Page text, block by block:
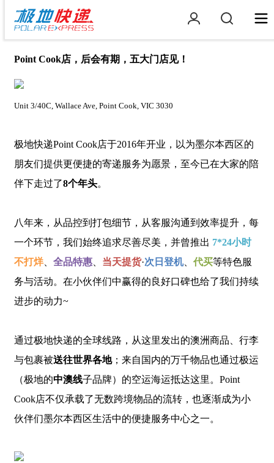
Point Cook店，后会有期，五大门店见！
Unit 3/40C, Wallace Ave, Point Cook, VIC 3030
极地快递Point Cook店于2016年开业，以为墨尔本西区的
朋友们提供更便捷的寄递服务为愿景，至今已在大家的陪
伴下走过了8个年头。
八年来，从品控到打包细节，从客服沟通到效率提升，每
一个环节，我们始终追求尽善尽美，并曾推出 7*24小时
不打烊、 全品特惠 当天提货·次日登机、 代买等特色服
务与活动。在小伙伴们中赢得的良好口碑也给了我们持续
进步的动力~
通过极地快递的全球线路，从这里发出的澳洲商品、行李
与包裹被送往世界各地；来自国内的万千物品也通过极运
（极地的中澳线子品牌）的空运海运抵达这里。Point
Cook店不仅承载了无数跨境物品的流转，也逐渐成为小
伙伴们墨尔本西区生活中的便捷服务中心之一。